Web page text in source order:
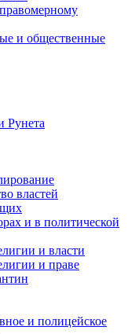
и общественные
Рунета
властей
и в политической
и власти
и праве
и полицейское